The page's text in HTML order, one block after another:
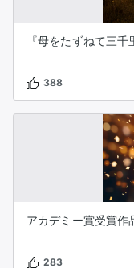
『母をたずねて三
388
アカデミー賞受賞作
283